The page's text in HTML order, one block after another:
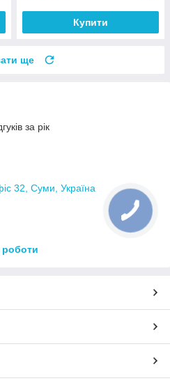
Купити
ще
за рік
32, Суми, Україна
роботи